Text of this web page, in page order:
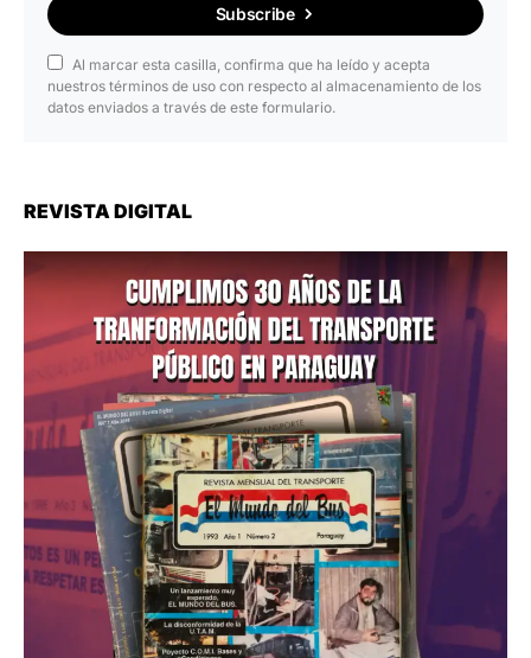
Subscribe
Al marcar esta casilla, confirma que ha leído y acepta
nuestros términos de uso con respecto al almacenamiento de los
datos enviados a través de este formulario.
REVISTA DIGITAL